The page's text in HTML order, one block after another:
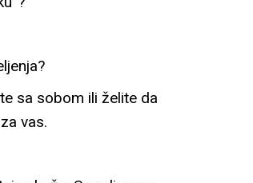
sa sobom ili želite da
vas.